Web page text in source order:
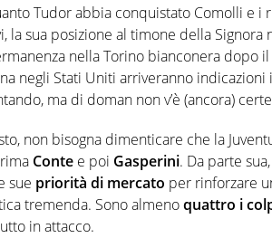
Tudor abbia conquistato Comolli e
la sua posizione al timone della
nella Torino bianconera dopo
negli Stati Uniti arriveranno
ma di doman non v’è (ancora)
non bisogna dimenticare che la
Conte e poi Gasperini. Da parte
sue priorità di mercato per rinforzare
tremenda. Sono almenoquattro i
in attacco.